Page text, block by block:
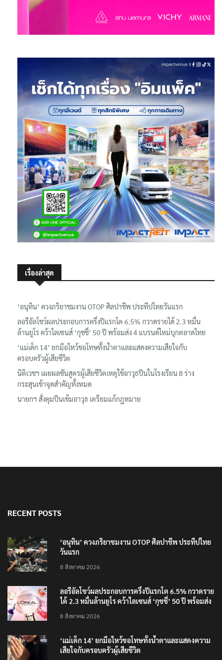
เรื่องล่าสุด
‘อนุทิน’ ควงภริยาชมงาน OTOP ศิลปาชีพ ประทีปไทยวันแรก
ลอรีอัลโชว์ผลประกอบการครึ่งปีแรกโต 6.5% กวาดรายได้ 2.3 หมื่น
ล้านยูโร คว้าไลเซนส์ ‘กุชชี่’ 50 ปี พร้อมส่ง 4 แบรนด์ใหม่บุกตลาดไทย
‘แม่เด็ก 14’ ยกมือไหว้ขอโทษทั้งน้ำตาและแสดงความเสียใจกับ
ครอบครัวผู้เสียชีวิต
นิติเวชฯ เผยผลชันสูตรผู้เสียชีวิตเหตุใช้อาวุธปืนในโรงเรียน 8 ร่าง
กระสุนเข้าจุดสำคัญทั้งหมด
นายกฯ สั่งคุมปืนเข้มอาวุธ เตรียมแก้กฎหมาย
RECENT POSTS
‘อนุทิน’ ควงภริยาชมงาน OTOP ศิลปาชีพ ประทีปไทย
วันแรก
8 สิงหาคม 2026
ลอรีอัลโชว์ผลประกอบการครึ่งปีแรกโต 6.5% กวาดราย
ได้ 2.3 หมื่นล้านยูโร คว้าไลเซนส์ ‘กุชชี่’ 50 ปี พร้อมส่ง
8 สิงหาคม 2026
‘แม่เด็ก 14’ ยกมือไหว้ขอโทษทั้งน้ำตาและแสดงความ
เสียใจกับครอบครัวผู้เสียชีวิต